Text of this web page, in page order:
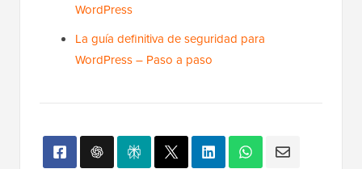
WordPress
La guía definitiva de seguridad para
WordPress – Paso a paso